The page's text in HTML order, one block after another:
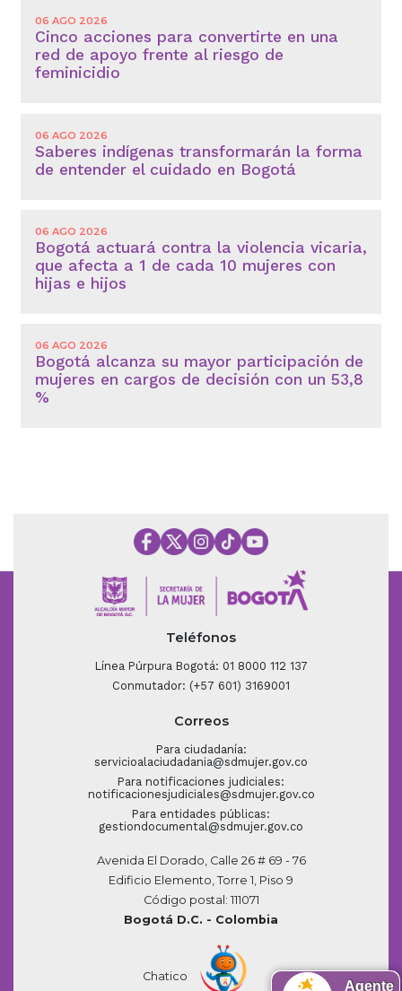
06 AGO 2026
Cinco acciones para convertirte en una
red de apoyo frente al riesgo de
feminicidio
06 AGO 2026
Saberes indígenas transformarán la forma
de entender el cuidado en Bogotá
06 AGO 2026
Bogotá actuará contra la violencia vicaria,
que afecta a 1 de cada 10 mujeres con
hijas e hijos
06 AGO 2026
Bogotá alcanza su mayor participación de
mujeres en cargos de decisión con un 53,8
%
Teléfonos
Línea Púrpura Bogotá: 01 8000 112 137
Conmutador: (+57 601) 3169001
Correos
Para ciudadanía:
servicioalaciudadania@sdmujer.gov.co
Para notificaciones judiciales:
notificacionesjudiciales@sdmujer.gov.co
Para entidades públicas:
gestiondocumental@sdmujer.gov.co
Avenida El Dorado, Calle 26 # 69 - 76
Edificio Elemento, Torre 1, Piso 9
Código postal: 111071
Bogotá D.C. - Colombia
Chatico
Agente